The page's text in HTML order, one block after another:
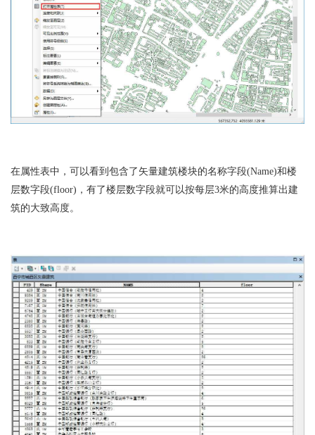
在属性表中，可以看到包含了矢量建筑楼块的名称字段(Name)和楼
层数字段(floor)，有了楼层数字段就可以按每层3米的高度推算出建
筑的大致高度。